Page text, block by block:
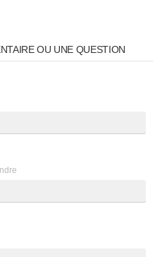
OU UNE QUESTION